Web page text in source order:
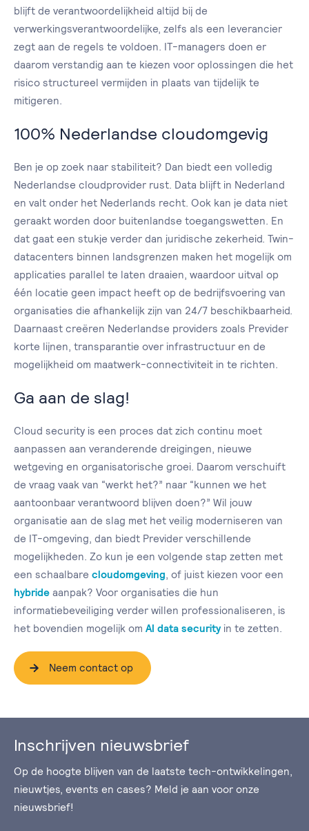
blijft de verantwoordelijkheid altijd bij de
verwerkingsverantwoordelijke, zelfs als een leverancier
zegt aan de regels te voldoen. IT-managers doen er
daarom verstandig aan te kiezen voor oplossingen die het
risico structureel vermijden in plaats van tijdelijk te
mitigeren.
100% Nederlandse cloudomgevig
Ben je op zoek naar stabiliteit? Dan biedt een volledig
Nederlandse cloudprovider rust. Data blijft in Nederland
en valt onder het Nederlands recht. Ook kan je data niet
geraakt worden door buitenlandse toegangswetten. En
dat gaat een stukje verder dan juridische zekerheid. Twin-
datacenters binnen landsgrenzen maken het mogelijk om
applicaties parallel te laten draaien, waardoor uitval op
één locatie geen impact heeft op de bedrijfsvoering van
organisaties die afhankelijk zijn van 24/7 beschikbaarheid.
Daarnaast creëren Nederlandse providers zoals Previder
korte lijnen, transparantie over infrastructuur en de
mogelijkheid om maatwerk-connectiviteit in te richten.
Ga aan de slag!
Cloud security is een proces dat zich continu moet
aanpassen aan veranderende dreigingen, nieuwe
wetgeving en organisatorische groei. Daarom verschuift
de vraag vaak van “werkt het?” naar “kunnen we het
aantoonbaar verantwoord blijven doen?” Wil jouw
organisatie aan de slag met het veilig moderniseren van
de IT-omgeving, dan biedt Previder verschillende
mogelijkheden. Zo kun je een volgende stap zetten met
een schaalbare cloudomgeving , of juist kiezen voor een
hybride aanpak? Voor organisaties die hun
informatiebeveiliging verder willen professionaliseren, is
het bovendien mogelijk om AI data securityin te zetten.
Neem contact op
Inschrijven nieuwsbrief
Op de hoogte blijven van de laatste tech-ontwikkelingen,
nieuwtjes, events en cases? Meld je aan voor onze
nieuwsbrief!